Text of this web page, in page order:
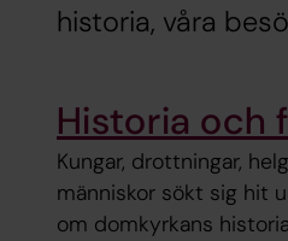
historia, våra
Historia och
Kungar, drottningar,
människor sökt sig hit
om domkyrkans